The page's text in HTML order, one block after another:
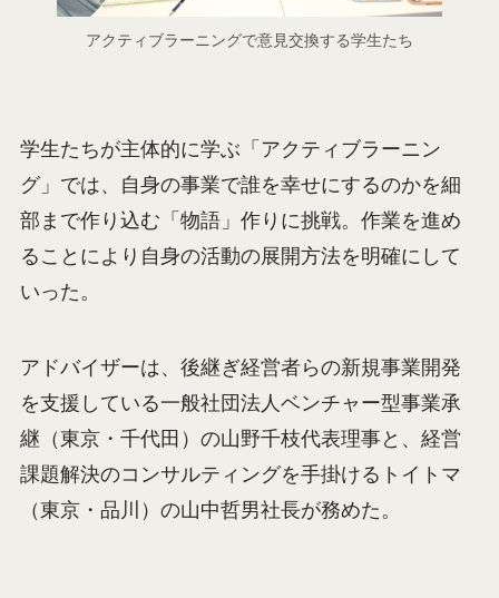
アクティブラーニングで意見交換する学生たち
学生たちが主体的に学ぶ「アクティブラーニン
グ」では、自身の事業で誰を幸せにするのかを細
部まで作り込む「物語」作りに挑戦。作業を進め
ることにより自身の活動の展開方法を明確にして
いった。
アドバイザーは、後継ぎ経営者らの新規事業開発
を支援している一般社団法人ベンチャー型事業承
継（東京・千代田）の山野千枝代表理事と、経営
課題解決のコンサルティングを手掛けるトイトマ
（東京・品川）の山中哲男社長が務めた。